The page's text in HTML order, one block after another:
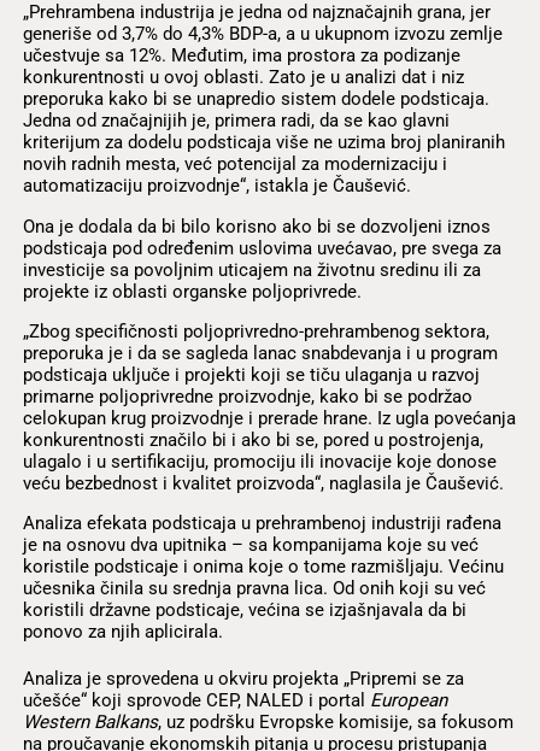
„Prehrambena industrija je jedna od najznačajnih grana, jer
generiše od 3,7% do 4,3% BDP-a, a u ukupnom izvozu zemlje
učestvuje sa 12%. Međutim, ima prostora za podizanje
konkurentnosti u ovoj oblasti. Zato je u analizi dat i niz
preporuka kako bi se unapredio sistem dodele podsticaja.
Jedna od značajnijih je, primera radi, da se kao glavni
kriterijum za dodelu podsticaja više ne uzima broj planiranih
novih radnih mesta, već potencijal za modernizaciju i
automatizaciju proizvodnje“, istakla je Čaušević.
Ona je dodala da bi bilo korisno ako bi se dozvoljeni iznos
podsticaja pod određenim uslovima uvećavao, pre svega za
investicije sa povoljnim uticajem na životnu sredinu ili za
projekte iz oblasti organske poljoprivrede.
„Zbog specifičnosti poljoprivredno-prehrambenog sektora,
preporuka je i da se sagleda lanac snabdevanja i u program
podsticaja uključe i projekti koji se tiču ulaganja u razvoj
primarne poljoprivredne proizvodnje, kako bi se podržao
celokupan krug proizvodnje i prerade hrane. Iz ugla povećanja
konkurentnosti značilo bi i ako bi se, pored u postrojenja,
ulagalo i u sertifikaciju, promociju ili inovacije koje donose
veću bezbednost i kvalitet proizvoda“, naglasila je Čaušević.
Analiza efekata podsticaja u prehrambenoj industriji rađena
je na osnovu dva upitnika – sa kompanijama koje su već
koristile podsticaje i onima koje o tome razmišljaju. Većinu
učesnika činila su srednja pravna lica. Od onih koji su već
koristili državne podsticaje, većina se izjašnjavala da bi
ponovo za njih aplicirala.
Analiza je sprovedena u okviru projekta „Pripremi se za
učešće“ koji sprovode CEP, NALED i portal European
Western Balkans, uz podršku Evropske komisije, sa fokusom
na proučavanje ekonomskih pitanja u procesu pristupanja